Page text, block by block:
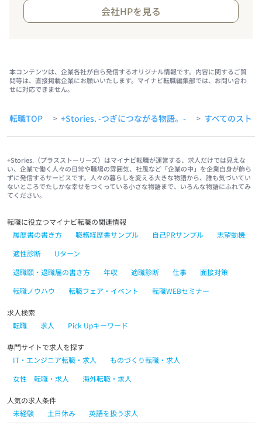
会社HPを見る
本コンテンツは、企業各社が自ら発信するオリジナル情報です。内容に関するご質
問等は、直接掲載企業にお願いいたします。マイナビ転職編集部では、お問い合わ
せに対応できません。
転職TOP > +Stories. -つぎにつながる物語。- > すべてのスト
+Stories.（プラスストーリーズ）はマイナビ転職が運営する、求人だけでは見えな
い、企業で働く人々の日常や職場の雰囲気、社風など「企業の中」を企業自身が飾ら
ずに発信するサービスです。人々の暮らしを変える大きな物語から、誰も気づいてい
ないところでたしかな幸せをつくっている小さな物語まで、いろんな物語にふれてみ
てください。
転職に役立つマイナビ転職の関連情報
履歴書の書き方
職務経歴書サンプル 自己PRサンプル
志望動機
適性診断
Uターン
退職願・退職届の書き方
年収 適職診断 仕事
面接対策
転職ノウハウ
転職フェア・イベント 転職WEBセミナー
求人検索
転職
求人 Pick Upキーワード
専門サイトで求人を探す
IT・エンジニア転職・求人
ものづくり転職・求人
女性 転職・求人
海外転職・求人
人気の求人条件
未経験
土日休み 英語を扱う求人